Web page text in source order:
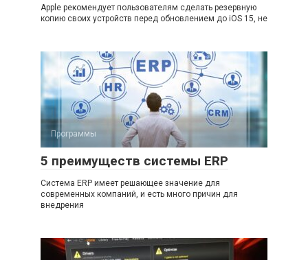
Apple рекомендует пользователям сделать резервную
копию своих устройств перед обновлением до iOS 15, не
Программы
5 преимуществ системы ERP
Система ERP имеет решающее значение для
современных компаний, и есть много причин для
внедрения